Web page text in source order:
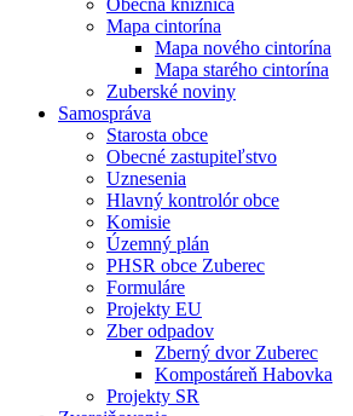
Obecná knižnica
Mapa cintorína
Mapa nového cintorína
Mapa starého cintorína
Zuberské noviny
Samospráva
Starosta obce
Obecné zastupiteľstvo
Uznesenia
Hlavný kontrolór obce
Komisie
Územný plán
PHSR obce Zuberec
Formuláre
Projekty EU
Zber odpadov
Zberný dvor Zuberec
Kompostáreň Habovka
Projekty SR